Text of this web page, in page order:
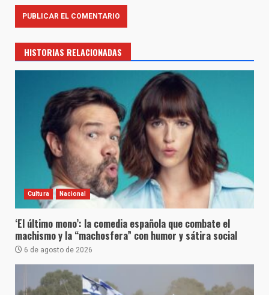
HISTORIAS RELACIONADAS
Cultura Nacional
‘El último mono’: la comedia española que combate el
machismo y la “machosfera” con humor y sátira social
6 de agosto de 2026